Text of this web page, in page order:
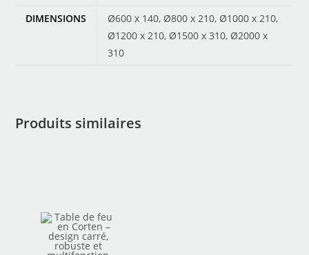
DIMENSIONS
Ø600 x 140, Ø800 x 210, Ø1000 x 210,
Ø1200 x 210, Ø1500 x 310, Ø2000 x
310
Produits similaires